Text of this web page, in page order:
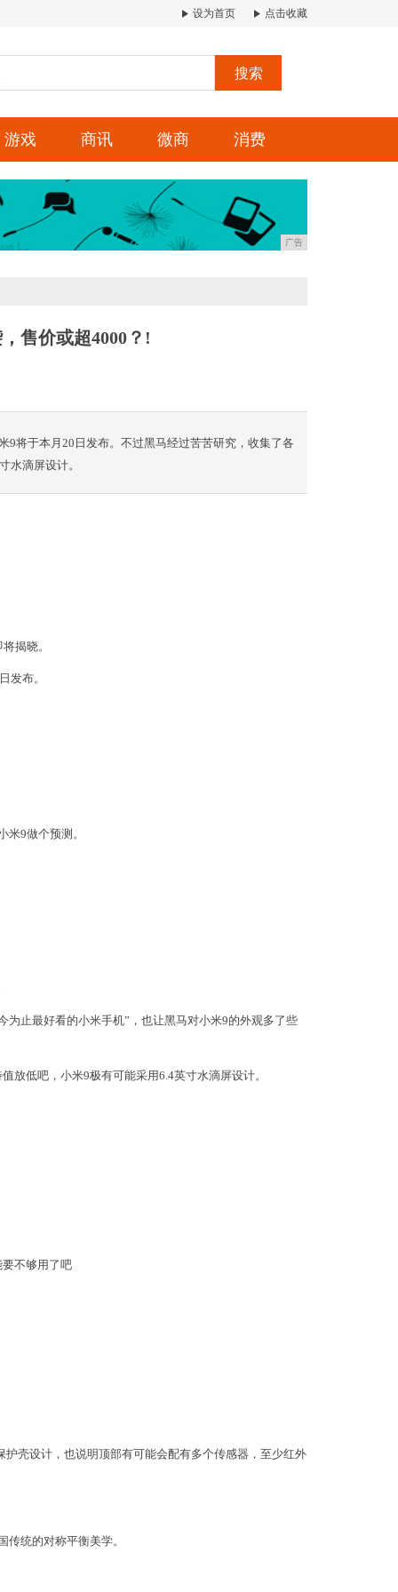
设为首页 点击收藏
搜索
游戏 商讯 微商 消费
广告
售价或超4000？!
9将于本月20日发布。不过黑马经过苦苦研究，收集了各
水滴屏设计。
揭晓。
发布。
9做个预测。
止最好看的小米手机”，也让黑马对小米9的外观多了些
放低吧，小米9极有可能采用6.4英寸水滴屏设计。
不够用了吧
壳设计，也说明顶部有可能会配有多个传感器，至少红外
统的对称平衡美学。